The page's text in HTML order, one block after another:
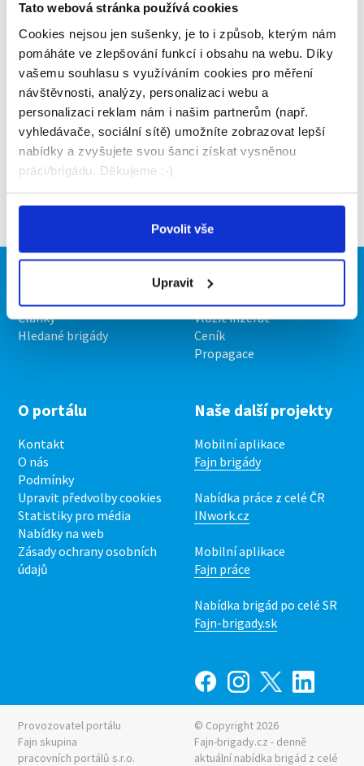
Tato webová stránka používá cookies
Cookies nejsou jen sušenky, je to i způsob, kterým nám
pomáháte ve zlepšování funkcí i obsahu na webu. Díky
vašemu souhlasu s využíváním cookies pro měření
návštěvnosti, analýzy, personalizaci webu a
personalizaci reklam nám i našim partnerům (např.
vyhledávače, sociální sítě) umožníte zobrazovat lepší
nabídky a zvyšujete svou šanci získat vysněnou
práci/brigádu. Děkujeme :-)
Povolit vše
Upravit
Ostraha nádraží - Tábor
Tanvald
Ostraha Tanvald
Třebíč
Ostraha úřadu práce Třebíč
Články
Hledané brigády
Firmy
Vložit inzerát
Ceník
Propagace
O portálu
Kontakt
O nás
Podmínky
Upravit předvolby cookies
Statistiky pro média
Nabídky na web
Zásady ochrany osobních
údajů
Naše další projekty
Mobilní aplikace
Fajn brigády
Nabídka práce z celé ČR
INwork.cz
Mobilní aplikace
Fajn práce
Nabídka brigád po celé SR
Fajn-brigady.sk
Provozovatel portálu
Fajn skupina
pracovních portálů s.r.o.
© Copyright 2026
Fajn-brigady.cz - denně
aktuální nabídka brigád z celé